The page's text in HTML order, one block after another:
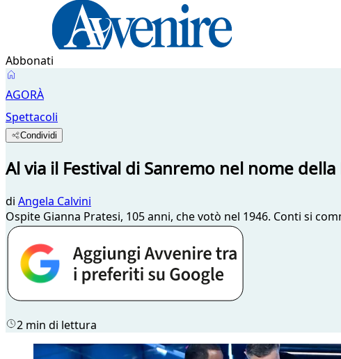
Abbonati
AGORÀ
Spettacoli
Condividi
Al via il Festival di Sanremo nel nome
di Angela Calvini
Ospite Gianna Pratesi, 105 anni, che votò nel 1946. Conti si
2 min di lettura